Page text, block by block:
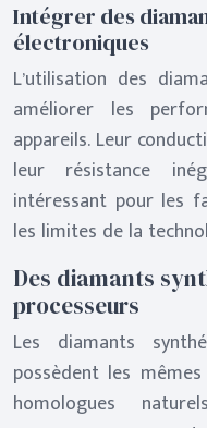
Intégrer des
électroniques
L’utilisation des
améliorer les
appareils. Leur
leur résistance
intéressant pour les
les limites de la
Des diamants
processeurs
Les diamants
possèdent les
homologues